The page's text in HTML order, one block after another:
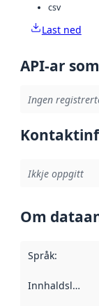
csv
Last ned
API-ar
Ingen
Ikkje oppgitt
Om
Språk:
Innhaldsleverandørar